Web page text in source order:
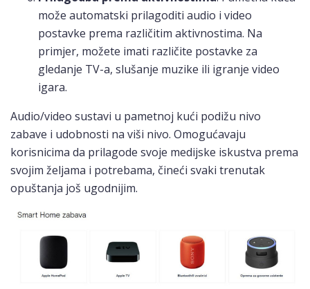
može automatski prilagoditi audio i video
postavke prema različitim aktivnostima. Na
primjer, možete imati različite postavke za
gledanje TV-a, slušanje muzike ili igranje video
igara.
Audio/video sustavi u pametnoj kući podižu nivo
zabave i udobnosti na viši nivo. Omogućavaju
korisnicima da prilagode svoje medijske iskustva prema
svojim željama i potrebama, čineći svaki trenutak
opuštanja još ugodnijim.